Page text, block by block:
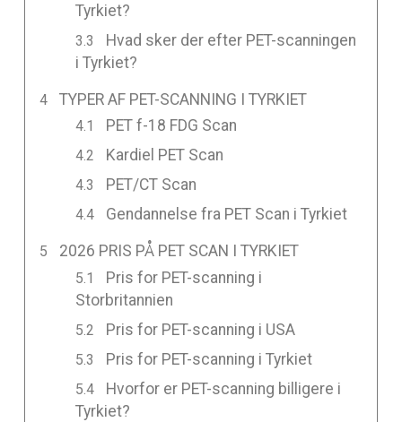
Tyrkiet?
Hvad sker der efter PET-scanningen
i Tyrkiet?
TYPER AF PET-SCANNING I TYRKIET
PET f-18 FDG Scan
Kardiel PET Scan
PET/CT Scan
Gendannelse fra PET Scan i Tyrkiet
2026 PRIS PÅ PET SCAN I TYRKIET
Pris for PET-scanning i
Storbritannien
Pris for PET-scanning i USA
Pris for PET-scanning i Tyrkiet
Hvorfor er PET-scanning billigere i
Tyrkiet?